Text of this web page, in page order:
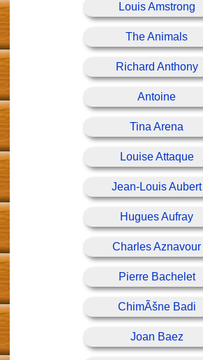
Louis Amstrong
The Animals
Richard Anthony
Antoine
Tina Arena
Louise Attaque
Jean-Louis Aubert
Hugues Aufray
Charles Aznavour
Pierre Bachelet
ChimÃšne Badi
Joan Baez